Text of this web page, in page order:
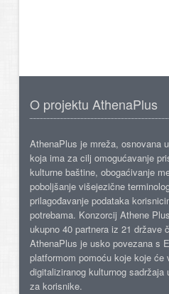
O projektu AthenaPlus
AthenaPlus je mreža, osnovana
koja ima za cilj omogućavanje
kulturne baštine, obogaćivanje
poboljšanje višejezične
prilagođavanje podataka
potrebama. Konzorcij Athene
ukupno 40 partnera iz 21 države
AthenaPlus je usko povezana s
platformom pomoću koje koje će
digitaliziranog kulturnog sadržaja
za korisnike.